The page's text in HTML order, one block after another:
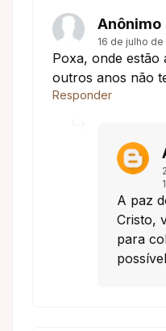
Anônimo
16 de julho
Poxa, onde estão
outros anos não
Responder
A paz
Cristo,
para